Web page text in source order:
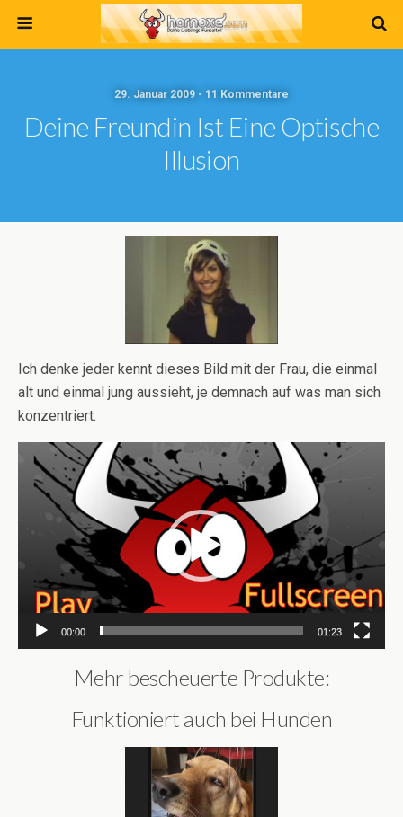
29. Januar 2009 • 11 Kommentare
Deine Freundin Ist Eine Optische
Illusion
Ich denke jeder kennt dieses Bild mit der Frau, die einmal
alt und einmal jung aussieht, je demnach auf was man sich
konzentriert.
Video-
Player
00:00 01:23
Mehr bescheuerte Produkte:
Funktioniert auch bei Hunden